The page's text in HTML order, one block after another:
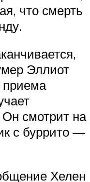
что смерть
Эллиот
приема
смотрит на
с буррито —
Хелен